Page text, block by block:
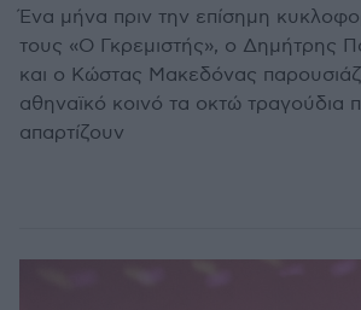
Ένα μήνα πριν την επίσημη
τους «Ο Γκρεμιστής», ο Δημήτρης
και ο Κώστας Μακεδόνας
αθηναϊκό κοινό τα οκτώ τραγούδια
απαρτίζουν